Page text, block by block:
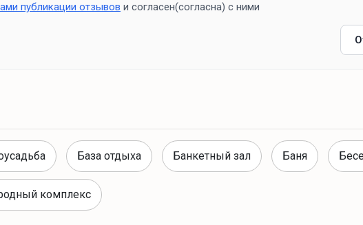
публикации отзывов и согласен(согласна) с ними
База отдыха Банкетный зал Баня
комплекс